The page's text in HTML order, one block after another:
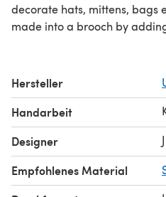
decorate hats, mittens, bags
made into a brooch by
Hersteller
Handarbeit
Designer
Empfohlenes Material